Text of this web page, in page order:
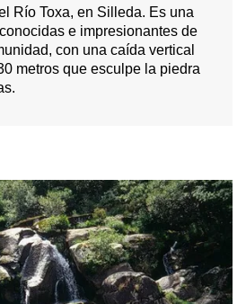
Río Toxa, en Silleda. Es una
e impresionantes de
con una caída vertical
metros que esculpe la piedra